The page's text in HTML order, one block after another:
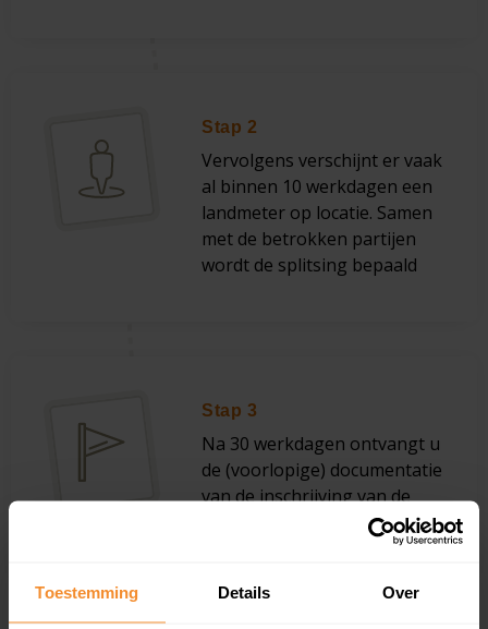
Toestemming Details Over
Stap 2
Vervolgens verschijnt er vaak
al binnen 10 werkdagen een
landmeter op locatie. Samen
met de betrokken partijen
wordt de splitsing bepaald
Stap 3
Na 30 werkdagen ontvangt u
de (voorlopige) documentatie
van de inschrijving van de